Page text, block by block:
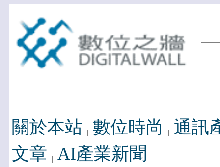
關於本站 數位時尚
通訊
文章 AI產業新聞